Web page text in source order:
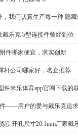
，我们认真生产每一种 隐
戴乐克 b型连接件曾经到位
件哪家便宜，求实创新
杆公司哪家好，名企推荐
件米乐体育app官网下载的
——用户的爱与戴乐克追求
芯 开孔尺寸20.1mm厂家